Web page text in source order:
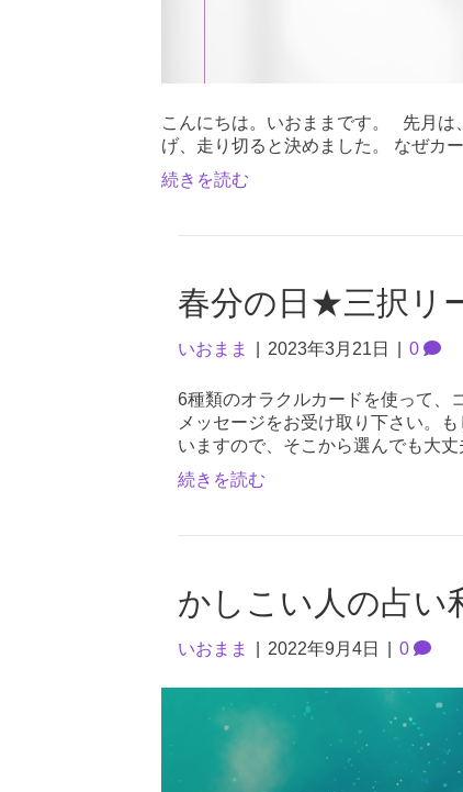
こんにちは。いおままです。 先月
げ、走り切ると決めました。 なぜカ
続きを読む
春分の日★三択リ
いおまま 2023年3月21日 0
6種類のオラクルカードを使って、
メッセージをお受け取り下さい。
いますので、そこから選んでも大丈
続きを読む
かしこい人の占い
いおまま 2022年9月4日 0